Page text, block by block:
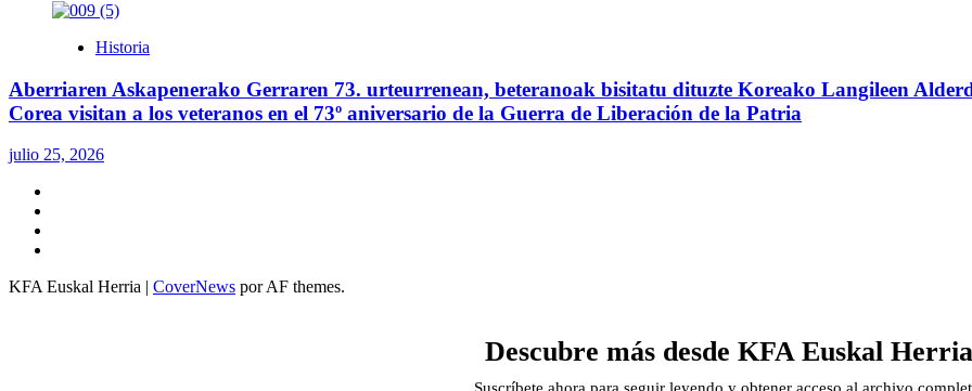
Historia
Aberriaren Askapenerako Gerraren 73. urteurrenean, beteranoak bisitatu dituzte Koreako Langileen
Corea visitan a los veteranos en el 73º aniversario de la Guerra de Liberación de la Patria
julio 25, 2026
KFA Euskal Herria | CoverNews por AF themes.
Descubre más desde KFA Euskal Herria